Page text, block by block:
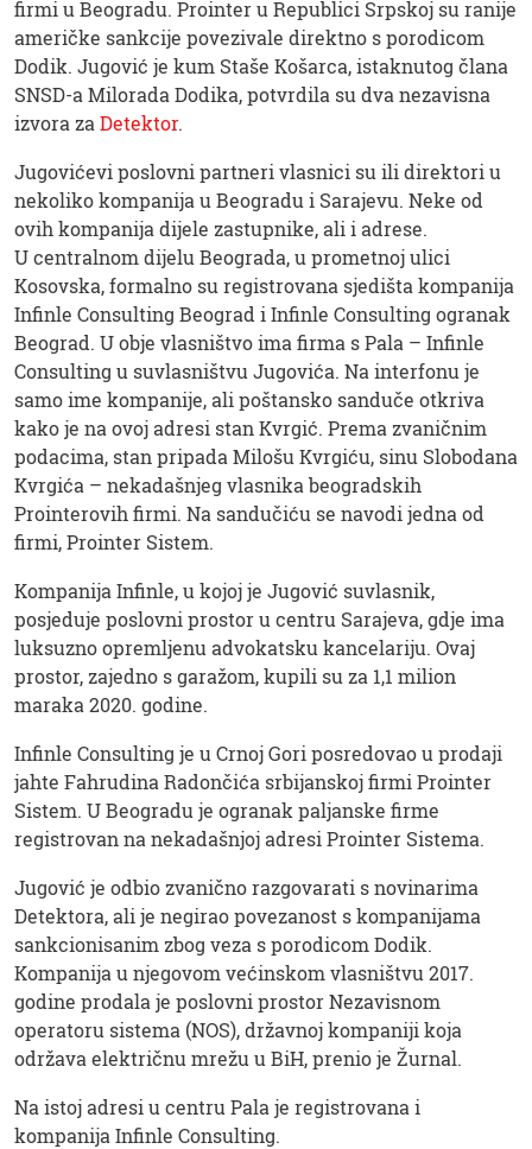
firmi u Beogradu. Prointer u Republici Srpskoj su ranije
američke sankcije povezivale direktno s porodicom
Dodik. Jugović je kum Staše Košarca, istaknutog člana
SNSD-a Milorada Dodika, potvrdila su dva nezavisna
izvora za Detektor.
Jugovićevi poslovni partneri vlasnici su ili direktori u
nekoliko kompanija u Beogradu i Sarajevu. Neke od
ovih kompanija dijele zastupnike, ali i adrese.
U centralnom dijelu Beograda, u prometnoj ulici
Kosovska, formalno su registrovana sjedišta kompanija
Infinle Consulting Beograd i Infinle Consulting ogranak
Beograd. U obje vlasništvo ima firma s Pala – Infinle
Consulting u suvlasništvu Jugovića. Na interfonu je
samo ime kompanije, ali poštansko sanduče otkriva
kako je na ovoj adresi stan Kvrgić. Prema zvaničnim
podacima, stan pripada Milošu Kvrgiću, sinu Slobodana
Kvrgića – nekadašnjeg vlasnika beogradskih
Prointerovih firmi. Na sandučiću se navodi jedna od
firmi, Prointer Sistem.
Kompanija Infinle, u kojoj je Jugović suvlasnik,
posjeduje poslovni prostor u centru Sarajeva, gdje ima
luksuzno opremljenu advokatsku kancelariju. Ovaj
prostor, zajedno s garažom, kupili su za 1,1 milion
maraka 2020. godine.
Infinle Consulting je u Crnoj Gori posredovao u prodaji
jahte Fahrudina Radončića srbijanskoj firmi Prointer
Sistem. U Beogradu je ogranak paljanske firme
registrovan na nekadašnjoj adresi Prointer Sistema.
Jugović je odbio zvanično razgovarati s novinarima
Detektora, ali je negirao povezanost s kompanijama
sankcionisanim zbog veza s porodicom Dodik.
Kompanija u njegovom većinskom vlasništvu 2017.
godine prodala je poslovni prostor Nezavisnom
operatoru sistema (NOS), državnoj kompaniji koja
održava električnu mrežu u BiH, prenio je Žurnal.
Na istoj adresi u centru Pala je registrovana i
kompanija Infinle Consulting.